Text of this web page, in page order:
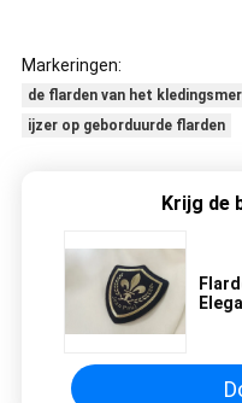
Markeringen:
de flarden van het
ijzer op geborduurde flarden
Krijg de